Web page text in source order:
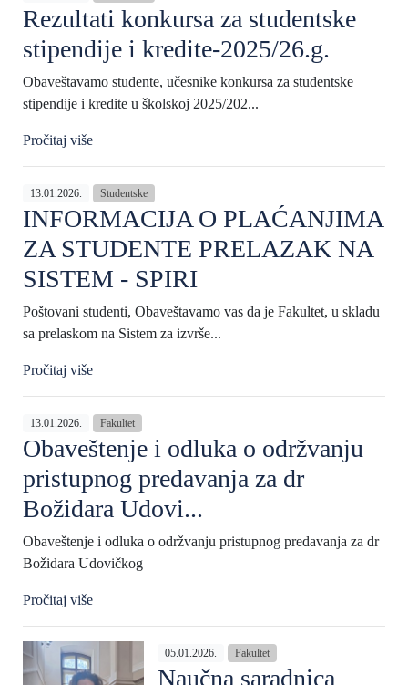
Rezultati konkursa za studentske
stipendije i kredite-2025/26.g.
Obaveštavamo studente, učesnike konkursa za studentske
stipendije i kredite u školskoj 2025/202...
Pročitaj više
13.01.2026. Studentske
INFORMACIJA O PLAĆANJIMA
ZA STUDENTE PRELAZAK NA
SISTEM - SPIRI
Poštovani studenti, Obaveštavamo vas da je Fakultet, u skladu
sa prelaskom na Sistem za izvrše...
Pročitaj više
13.01.2026. Fakultet
Obaveštenje i odluka o održvanju
pristupnog predavanja za dr
Božidara Udovi...
Obaveštenje i odluka o održvanju pristupnog predavanja za dr
Božidara Udovičkog
Pročitaj više
05.01.2026. Fakultet
Naučna saradnica